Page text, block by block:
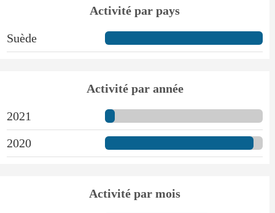
Activité par pays
Suède
Activité par année
2021
2020
Activité par mois